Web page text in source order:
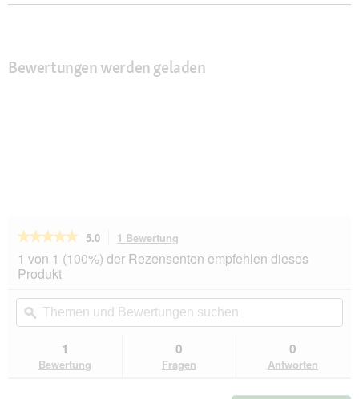
Bewertungen werden geladen
★★★★★
★★★★★
von
5
lesen
für
Farmina
Ancestral
5.0 1 Bewertung
dieser
Aktion
du
zu
den
Bewertungen.
1 von 1 (100%) der Rezensenten empfehlen dieses
Produkt
Themen
und
Bewertungen
ϙ
1
Bewertung
0
Fragen
0
Antworten